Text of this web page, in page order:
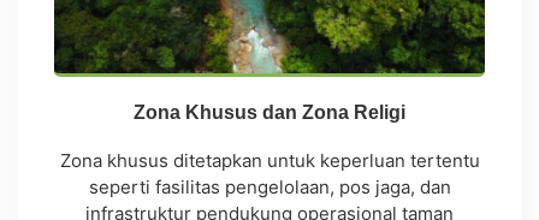
Zona Khusus dan Zona Religi
Zona khusus ditetapkan untuk keperluan tertentu
seperti fasilitas pengelolaan, pos jaga, dan
infrastruktur pendukung operasional taman